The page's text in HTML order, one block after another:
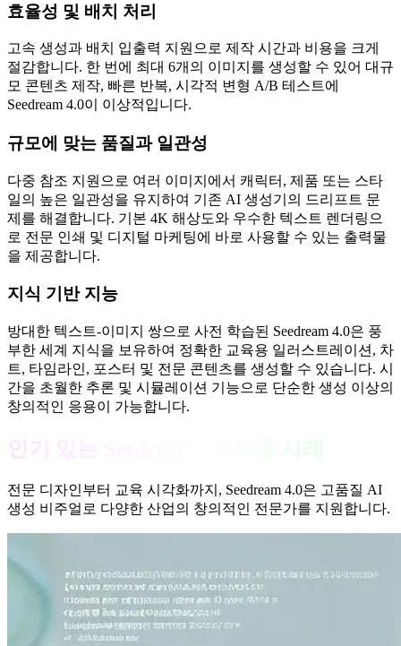
효율성 및 배치 처리
고속 생성과 배치 입출력 지원으로 제작 시간과 비용을 크게
절감합니다. 한 번에 최대 6개의 이미지를 생성할 수 있어 대규
모 콘텐츠 제작, 빠른 반복, 시각적 변형 A/B 테스트에
Seedream 4.0이 이상적입니다.
규모에 맞는 품질과 일관성
다중 참조 지원으로 여러 이미지에서 캐릭터, 제품 또는 스타
일의 높은 일관성을 유지하여 기존 AI 생성기의 드리프트 문
제를 해결합니다. 기본 4K 해상도와 우수한 텍스트 렌더링으
로 전문 인쇄 및 디지털 마케팅에 바로 사용할 수 있는 출력물
을 제공합니다.
지식 기반 지능
방대한 텍스트-이미지 쌍으로 사전 학습된 Seedream 4.0은 풍
부한 세계 지식을 보유하여 정확한 교육용 일러스트레이션, 차
트, 타임라인, 포스터 및 전문 콘텐츠를 생성할 수 있습니다. 시
간을 초월한 추론 및 시뮬레이션 기능으로 단순한 생성 이상의
창의적인 응용이 가능합니다.
인기 있는 Seedream 4.0 사용 사례
전문 디자인부터 교육 시각화까지, Seedream 4.0은 고품질 AI
생성 비주얼로 다양한 산업의 창의적인 전문가를 지원합니다.